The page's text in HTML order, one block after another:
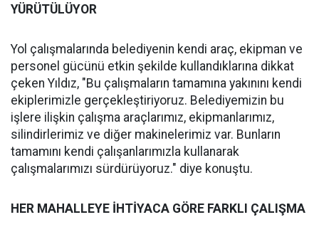
YÜRÜTÜLÜYOR
Yol çalışmalarında belediyenin kendi araç, ekipman ve
personel gücünü etkin şekilde kullandıklarına dikkat
çeken Yıldız, "Bu çalışmaların tamamına yakınını kendi
ekiplerimizle gerçekleştiriyoruz. Belediyemizin bu
işlere ilişkin çalışma araçlarımız, ekipmanlarımız,
silindirlerimiz ve diğer makinelerimiz var. Bunların
tamamını kendi çalışanlarımızla kullanarak
çalışmalarımızı sürdürüyoruz." diye konuştu.
HER MAHALLEYE İHTİYACA GÖRE FARKLI ÇALIŞMA